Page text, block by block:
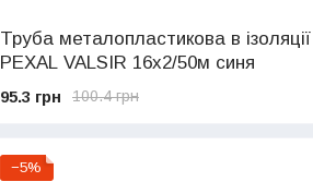
Труба металопластикова в ізоляції
PEXAL VALSIR 16х2/50м синя
100.4 грн
95.3 грн
−5%